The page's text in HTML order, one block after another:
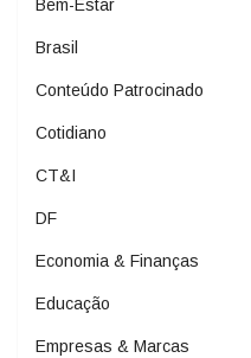
Bem-Estar
Brasil
Conteúdo Patrocinado
Cotidiano
CT&I
DF
Economia & Finanças
Educação
Empresas & Marcas